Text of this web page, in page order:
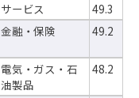
サービス
49.3
金融・保険 49.2
電気・ガス・石
油製品
48.2